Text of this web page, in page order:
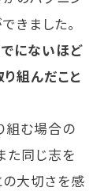
きました。
にないほど
組んだこと
組む場合の
た同じ志を
大切さを感